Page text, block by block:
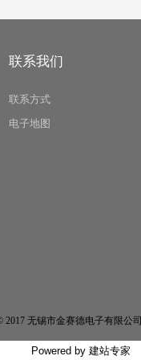
联系我们
联系方式
电子地图
2017 无锡市金赛德电子有限公司
Powered by 建站专家